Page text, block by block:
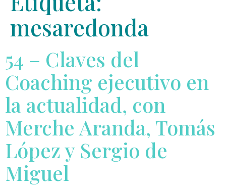
mesaredonda
54 – Claves del
Coaching ejecutivo en
la actualidad, con
Merche Aranda, Tomás
López y Sergio de
Miguel